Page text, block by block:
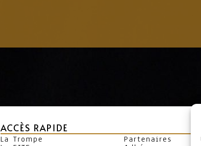
ACCÈS RAPIDE
La Trompe Partenaires